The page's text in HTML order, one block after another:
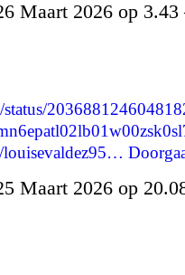
Maart 2026 op
Maart 2026 op